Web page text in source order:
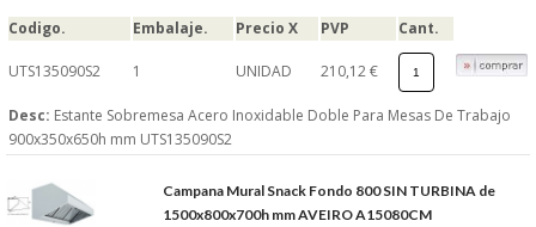
Codigo. Embalaje. Precio X PVP Cant.
UTS135090S2 1 UNIDAD 210,12 €
Desc: Estante Sobremesa Acero Inoxidable Doble Para Mesas De Trabajo
900x350x650h mm UTS135090S2
Campana Mural Snack Fondo 800 SIN TURBINA de
1500x800x700h mm AVEIRO A15080CM